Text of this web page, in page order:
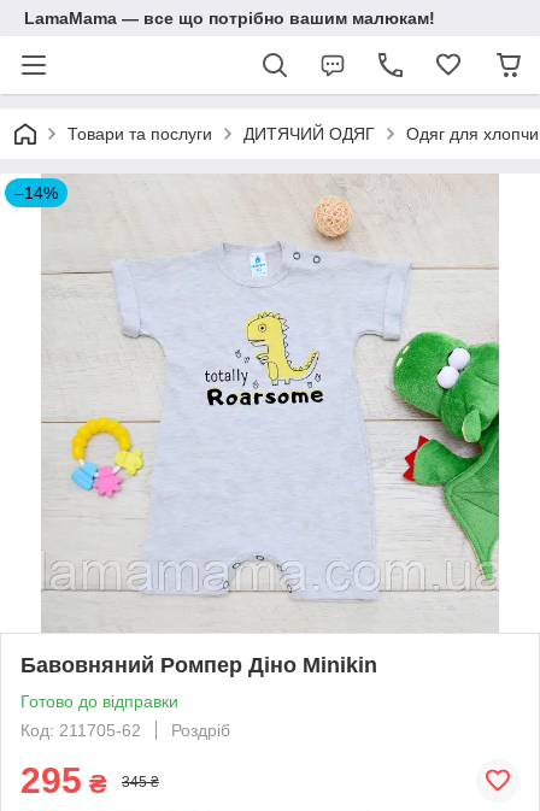
LamaMama — все що потрібно вашим малюкам!
Товари та послуги ДИТЯЧИЙ ОДЯГ Одяг для
–14%
Бавовняний Ромпер Діно Minikin
Готово до відправки
Код: 211705-62
Роздріб
295 ₴ 345 ₴